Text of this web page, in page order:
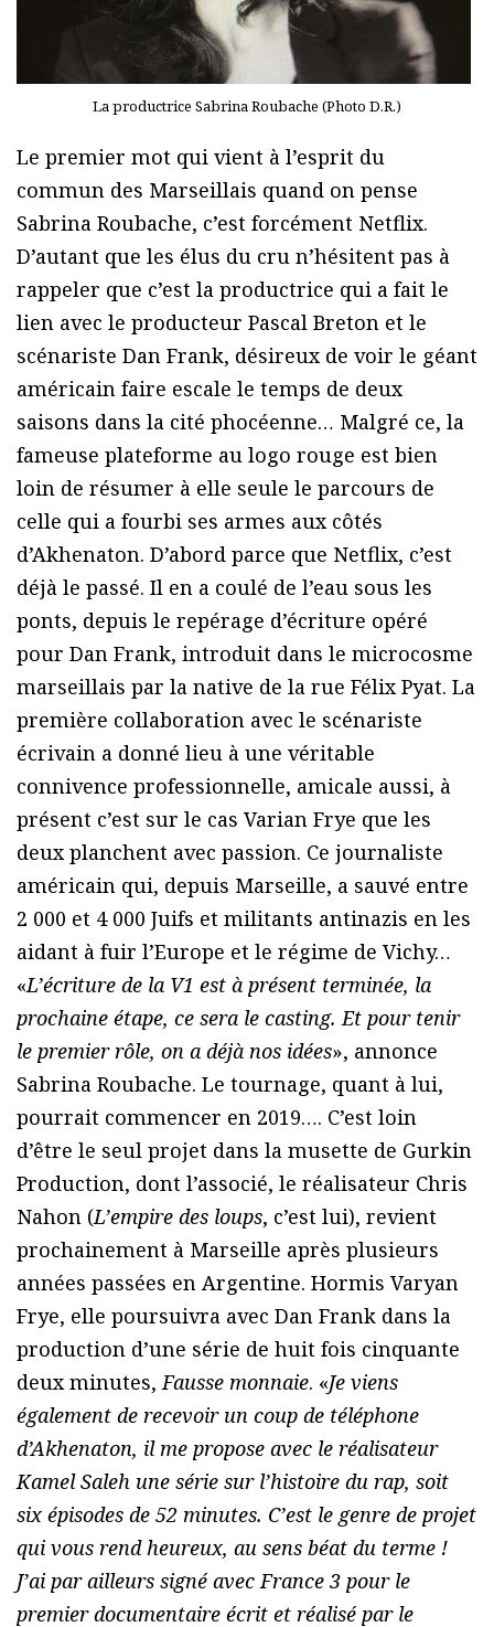
La productrice Sabrina Roubache (Photo D.R.)
Le premier mot qui vient à l’esprit du
commun des Marseillais quand on pense
Sabrina Roubache, c’est forcément Netflix.
D’autant que les élus du cru n’hésitent pas à
rappeler que c’est la productrice qui a fait le
lien avec le producteur Pascal Breton et le
scénariste Dan Frank, désireux de voir le géant
américain faire escale le temps de deux
saisons dans la cité phocéenne… Malgré ce, la
fameuse plateforme au logo rouge est bien
loin de résumer à elle seule le parcours de
celle qui a fourbi ses armes aux côtés
d’Akhenaton. D’abord parce que Netflix, c’est
déjà le passé. Il en a coulé de l’eau sous les
ponts, depuis le repérage d’écriture opéré
pour Dan Frank, introduit dans le microcosme
marseillais par la native de la rue Félix Pyat. La
première collaboration avec le scénariste
écrivain a donné lieu à une véritable
connivence professionnelle, amicale aussi, à
présent c’est sur le cas Varian Frye que les
deux planchent avec passion. Ce journaliste
américain qui, depuis Marseille, a sauvé entre
2 000 et 4 000 Juifs et militants antinazis en les
aidant à fuir l’Europe et le régime de Vichy…
«L’écriture de la V1 est à présent terminée, la
prochaine étape, ce sera le casting. Et pour tenir
le premier rôle, on a déjà nos idées», annonce
Sabrina Roubache. Le tournage, quant à lui,
pourrait commencer en 2019…. C’est loin
d’être le seul projet dans la musette de Gurkin
Production, dont l’associé, le réalisateur Chris
Nahon (L’empire des loups, c’est lui), revient
prochainement à Marseille après plusieurs
années passées en Argentine. Hormis Varyan
Frye, elle poursuivra avec Dan Frank dans la
production d’une série de huit fois cinquante
deux minutes,Fausse monnaie. «Je viens
également de recevoir un coup de téléphone
d’Akhenaton, il me propose avec le réalisateur
Kamel Saleh une série sur l’histoire du rap, soit
six épisodes de 52 minutes. C’est le genre de projet
qui vous rend heureux, au sens béat du terme !
J’ai par ailleurs signé avec France 3 pour le
premier documentaire écrit et réalisé par le